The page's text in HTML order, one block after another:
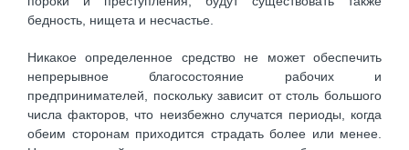
бедность, нищета и несчастье.
Никакое определенное средство не может обеспечить
непрерывное благосостояние рабочих и
предпринимателей, поскольку зависит от столь большого
числа факторов, что неизбежно случатся периоды, когда
обеим сторонам приходится страдать более или менее.